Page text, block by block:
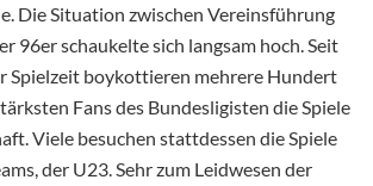
Die Situation zwischen Vereinsführung
96er schaukelte sich langsam hoch. Seit
Spielzeit boykottieren mehrere Hundert
Fans des Bundesligisten die Spiele
Viele besuchen stattdessen die Spiele
der U23. Sehr zum Leidwesen der